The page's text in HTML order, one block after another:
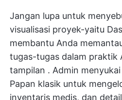
Jangan lupa untuk
visualisasi proyek-yaitu
membantu Anda
tugas-tugas dalam praktik
tampilan . Admin
Papan klasik untuk
inventaris medis, dan